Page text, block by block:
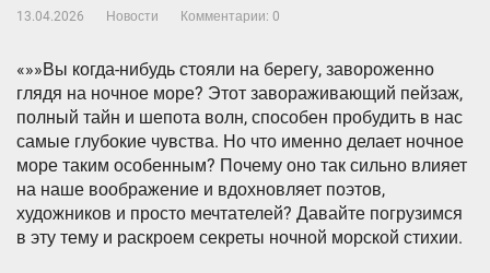
13.04.2026 Новости Комментарии: 0
«»»Вы когда-нибудь стояли на берегу, завороженно
глядя на ночное море? Этот завораживающий пейзаж,
полный тайн и шепота волн, способен пробудить в нас
самые глубокие чувства. Но что именно делает ночное
море таким особенным? Почему оно так сильно влияет
на наше воображение и вдохновляет поэтов,
художников и просто мечтателей? Давайте погрузимся
в эту тему и раскроем секреты ночной морской стихии.